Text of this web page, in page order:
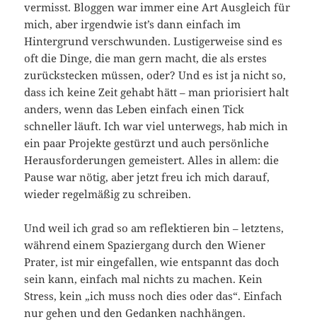
vermisst. Bloggen war immer eine Art Ausgleich für
mich, aber irgendwie ist’s dann einfach im
Hintergrund verschwunden. Lustigerweise sind es
oft die Dinge, die man gern macht, die als erstes
zurückstecken müssen, oder? Und es ist ja nicht so,
dass ich keine Zeit gehabt hätt – man priorisiert halt
anders, wenn das Leben einfach einen Tick
schneller läuft. Ich war viel unterwegs, hab mich in
ein paar Projekte gestürzt und auch persönliche
Herausforderungen gemeistert. Alles in allem: die
Pause war nötig, aber jetzt freu ich mich darauf,
wieder regelmäßig zu schreiben.
Und weil ich grad so am reflektieren bin – letztens,
während einem Spaziergang durch den Wiener
Prater, ist mir eingefallen, wie entspannt das doch
sein kann, einfach mal nichts zu machen. Kein
Stress, kein „ich muss noch dies oder das“. Einfach
nur gehen und den Gedanken nachhängen.